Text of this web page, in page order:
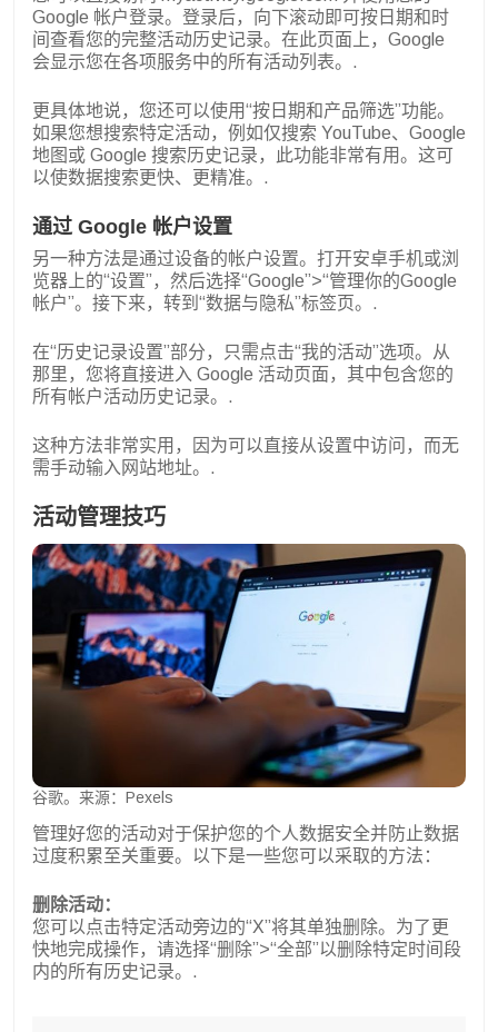
Google 帐户登录。登录后，向下滚动即可按日期和时
间查看您的完整活动历史记录。在此页面上，Google
会显示您在各项服务中的所有活动列表。.
更具体地说，您还可以使用“按日期和产品筛选”功能。
如果您想搜索特定活动，例如仅搜索 YouTube、Google
地图或 Google 搜索历史记录，此功能非常有用。这可
以使数据搜索更快、更精准。.
通过 Google 帐户设置
另一种方法是通过设备的帐户设置。打开安卓手机或浏
览器上的“设置”，然后选择“Google”>“管理你的Google
帐户”。接下来，转到“数据与隐私”标签页。.
在“历史记录设置”部分，只需点击“我的活动”选项。从
那里，您将直接进入 Google 活动页面，其中包含您的
所有帐户活动历史记录。.
这种方法非常实用，因为可以直接从设置中访问，而无
需手动输入网站地址。.
活动管理技巧
谷歌。来源：Pexels
管理好您的活动对于保护您的个人数据安全并防止数据
过度积累至关重要。以下是一些您可以采取的方法：
删除活动：
您可以点击特定活动旁边的“X”将其单独删除。为了更
快地完成操作，请选择“删除”>“全部”以删除特定时间段
内的所有历史记录。.